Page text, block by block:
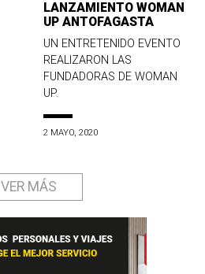
LANZAMIENTO WOMAN
UP ANTOFAGASTA
UN ENTRETENIDO EVENTO
REALIZARON LAS
FUNDADORAS DE WOMAN
UP.
2 MAYO, 2020
VER MÁS